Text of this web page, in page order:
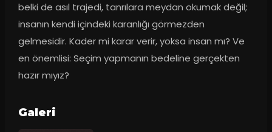
belki de asıl trajedi, tanrılara meydan okumak değil;
insanın kendi içindeki karanlığı görmezden
gelmesidir. Kader mi karar verir, yoksa insan mı? Ve
en önemlisi: Seçim yapmanın bedeline gerçekten
hazır mıyız?
Galeri